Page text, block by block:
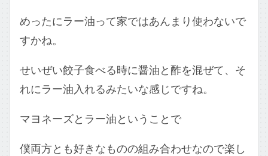
めったにラー油って家ではあんまり使わないで
すかね。
せいぜい餃子食べる時に醤油と酢を混ぜて、そ
れにラー油入れるみたいな感じですね。
マヨネーズとラー油ということで
僕両方とも好きなものの組み合わせなので楽し